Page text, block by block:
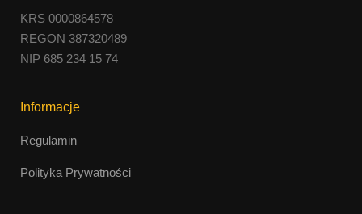
KRS 0000864578
REGON 387320489
NIP 685 234 15 74
Informacje
Regulamin
Polityka Prywatności